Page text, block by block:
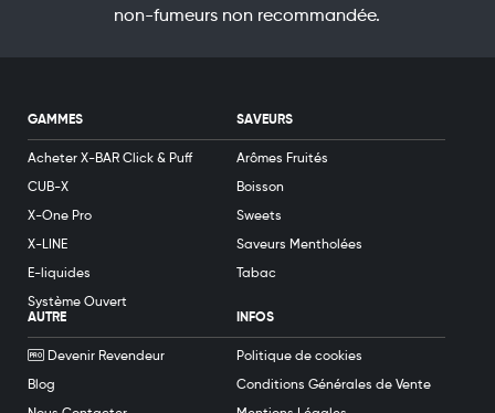
non-fumeurs non recommandée.
GAMMES
Acheter X-BAR Click & Puff
CUB-X
X-One Pro
X-LINE
E-liquides
Système Ouvert
SAVEURS
Arômes Fruités
Boisson
Sweets
Saveurs Mentholées
Tabac
AUTRE
Devenir Revendeur
Blog
INFOS
Politique de cookies
Conditions Générales de Vente